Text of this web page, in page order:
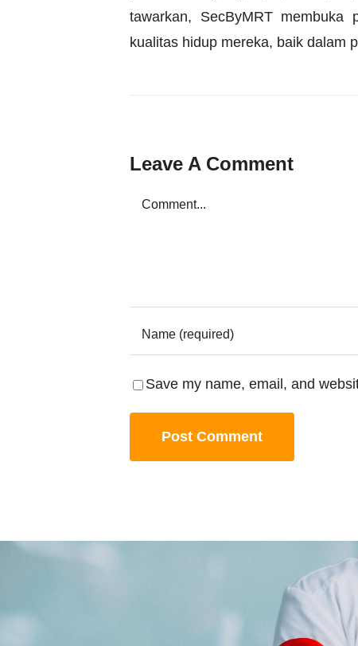
tawarkan, SecByMRT membuka
kualitas hidup mereka, baik dalam
Leave A Comment
Comment
Save my name, email, and